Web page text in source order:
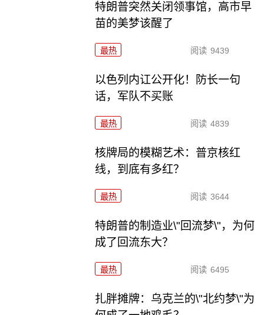
特朗普突然关闭领事馆，高市早
苗的美梦该醒了
最热 阅读 9439
以色列内讧公开化！防长一句
话，军队不买账
最热 阅读 4839
核牌局的模糊艺术：普京核红
线，到底有多红？
最热 阅读 3644
特朗普的制造业\"回流梦\"，为何
成了回流东大？
最热 阅读 6495
扎胖摊牌：乌克兰的\"北约梦\"为